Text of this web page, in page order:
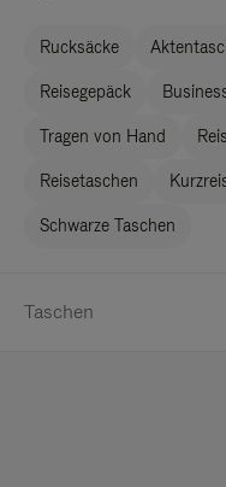
Rucksäcke
Reisegepäck
Tragen von Hand
Reisetaschen
Schwarze Taschen
Taschen